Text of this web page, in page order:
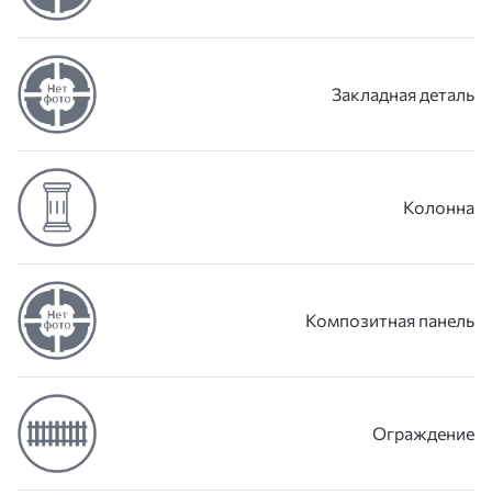
Закладная деталь
Колонна
Композитная панель
Ограждение